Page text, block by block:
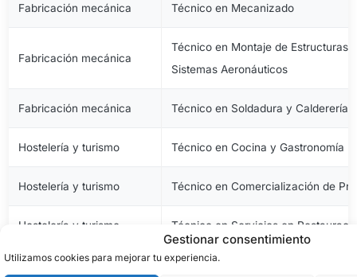
Gestionar consentimiento
Utilizamos cookies para mejorar tu experiencia.
Fabricación mecánica Técnico en Mecanizado
Fabricación mecánica
Técnico en Montaje de Estructuras
Sistemas Aeronáuticos
Fabricación mecánica Técnico en Soldadura y Calderería
Hostelería y turismo Técnico en Cocina y Gastronomía
Hostelería y turismo Técnico en Comercialización de
Hostelería y turismo Técnico en Servicios en
Imagen personal Técnico en Estética y Belleza